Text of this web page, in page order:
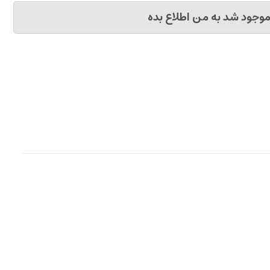
موجود شد به من اطلاع بده